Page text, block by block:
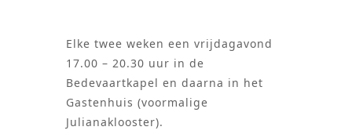
Elke twee weken een vrijdagavond
17.00 – 20.30 uur in de
Bedevaartkapel en daarna in het
Gastenhuis (voormalige
Julianaklooster).